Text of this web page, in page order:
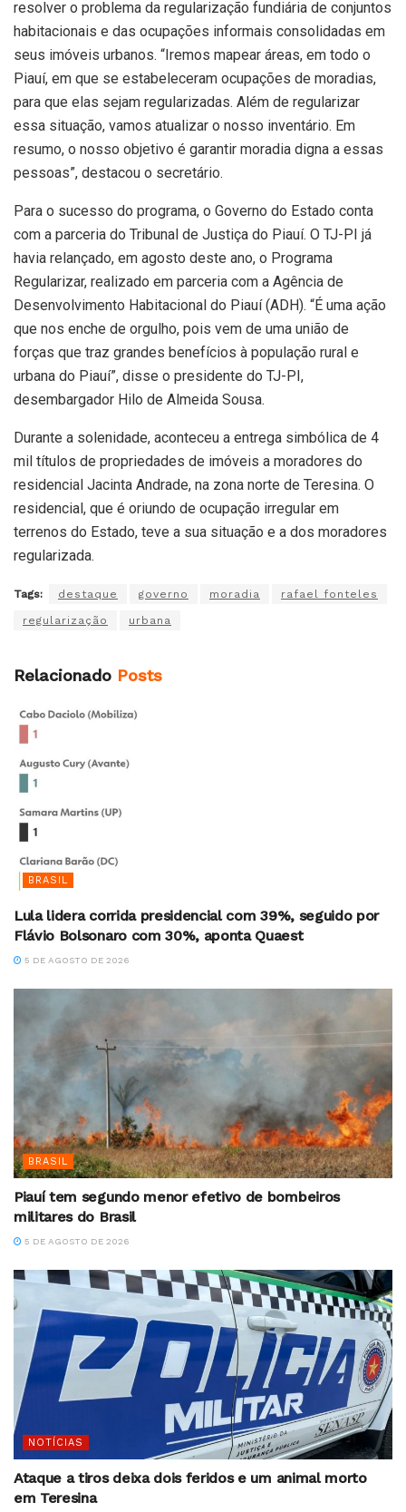
resolver o problema da regularização fundiária de conjuntos
habitacionais e das ocupações informais consolidadas em
seus imóveis urbanos. “Iremos mapear áreas, em todo o
Piauí, em que se estabeleceram ocupações de moradias,
para que elas sejam regularizadas. Além de regularizar
essa situação, vamos atualizar o nosso inventário. Em
resumo, o nosso objetivo é garantir moradia digna a essas
pessoas”, destacou o secretário.
Para o sucesso do programa, o Governo do Estado conta
com a parceria do Tribunal de Justiça do Piauí. O TJ-PI já
havia relançado, em agosto deste ano, o Programa
Regularizar, realizado em parceria com a Agência de
Desenvolvimento Habitacional do Piauí (ADH). “É uma ação
que nos enche de orgulho, pois vem de uma união de
forças que traz grandes benefícios à população rural e
urbana do Piauí”, disse o presidente do TJ-PI,
desembargador Hilo de Almeida Sousa.
Durante a solenidade, aconteceu a entrega simbólica de 4
mil títulos de propriedades de imóveis a moradores do
residencial Jacinta Andrade, na zona norte de Teresina. O
residencial, que é oriundo de ocupação irregular em
terrenos do Estado, teve a sua situação e a dos moradores
regularizada.
Tags: destaque governo moradia rafael fonteles
regularização urbana
Relacionado Posts
BRASIL
Lula lidera corrida presidencial com 39%, seguido por
Flávio Bolsonaro com 30%, aponta Quaest
5 DE AGOSTO DE 2026
BRASIL
Piauí tem segundo menor efetivo de bombeiros
militares do Brasil
5 DE AGOSTO DE 2026
NOTÍCIAS
Ataque a tiros deixa dois feridos e um animal morto
em Teresina